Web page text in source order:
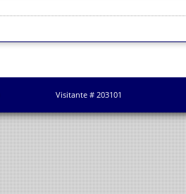
Visitante # 203101